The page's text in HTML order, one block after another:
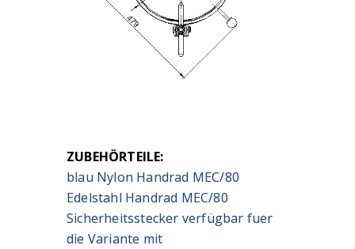
ZUBEHÖRTEILE:
blau Nylon Handrad MEC/80
Edelstahl Handrad MEC/80
Sicherheitsstecker verfügbar fuer
die Variante mit